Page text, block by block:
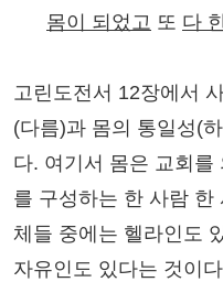
몸이 되었고 또 다
고린도전서 12장에서
(다름)과 몸의 통일성(
다. 여기서 몸은 교회를
를 구성하는 한 사람 한
체들 중에는 헬라인도
자유인도 있다는 것이